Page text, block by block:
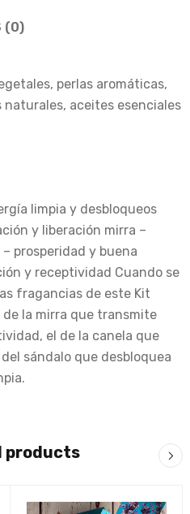
(0)
perlas aromáticas,
naturales, aceites esenciales
limpia y desbloqueos
y liberación mirra –
prosperidad y buena
y receptividad Cuando se
fragancias de este Kit
de la mirra que transmite
el de la canela que
sándalo que desbloquea
products